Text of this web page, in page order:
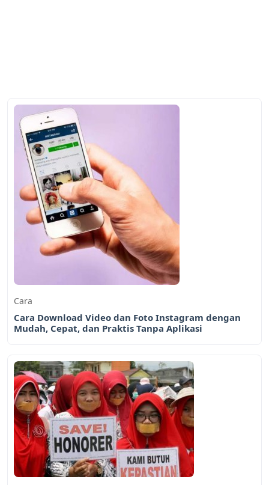
Cara
Cara Download Video dan Foto Instagram dengan
Mudah, Cepat, dan Praktis Tanpa Aplikasi